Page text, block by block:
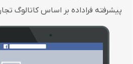
پیشرفته فراداده بر اساس کاتالوگ